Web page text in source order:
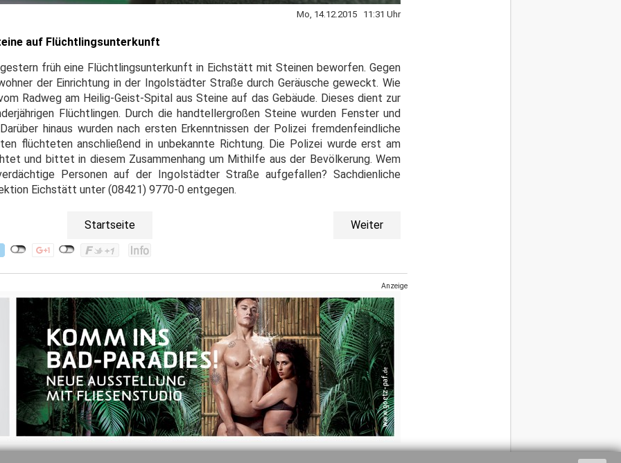
Mo, 14.12.2015 11:31 Uhr
auf Flüchtlingsunterkunft
früh eine Flüchtlingsunterkunft in Eichstätt mit Steinen beworfen. Gegen
der Einrichtung in der Ingolstädter Straße durch Geräusche geweckt. Wie
Radweg am Heilig-Geist-Spital aus Steine auf das Gebäude. Dieses dient zur
Flüchtlingen. Durch die handtellergroßen Steine wurden Fenster und
hinaus wurden nach ersten Erkenntnissen der Polizei fremdenfeindliche
flüchteten anschließend in unbekannte Richtung. Die Polizei wurde erst am
und bittet in diesem Zusammenhang um Mithilfe aus der Bevölkerung. Wem
Personen auf der Ingolstädter Straße aufgefallen? Sachdienliche
Eichstätt unter (08421) 9770-0 entgegen.
Startseite Weiter
Anzeige